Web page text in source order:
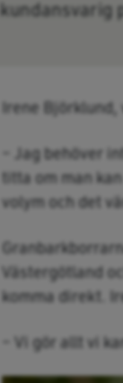
kundansvarig
Irene Björklund,
– Jag behöver
titta om man
volym och det
Västergötland
komma direkt.
– Vi gör allt vi